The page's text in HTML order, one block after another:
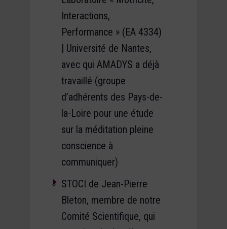
Interactions,
Performance » (EA 4334)
| Université de Nantes,
avec qui AMADYS a déjà
travaillé (groupe
d’adhérents des Pays-de-
la-Loire pour une étude
sur la méditation pleine
conscience à
communiquer)
STOCI de Jean-Pierre
Bleton, membre de notre
Comité Scientifique, qui